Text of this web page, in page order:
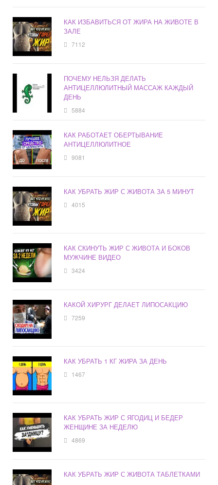
КАК ИЗБАВИТЬСЯ ОТ ЖИРА НА ЖИВОТЕ В
ЗАЛЕ
7112
ПОЧЕМУ НЕЛЬЗЯ ДЕЛАТЬ
АНТИЦЕЛЛЮЛИТНЫЙ МАССАЖ КАЖДЫЙ
ДЕНЬ
5884
КАК РАБОТАЕТ ОБЕРТЫВАНИЕ
АНТИЦЕЛЛЮЛИТНОЕ
9081
КАК УБРАТЬ ЖИР С ЖИВОТА ЗА 5 МИНУТ
4015
КАК СКИНУТЬ ЖИР С ЖИВОТА И БОКОВ
МУЖЧИНЕ ВИДЕО
3424
КАКОЙ ХИРУРГ ДЕЛАЕТ ЛИПОСАКЦИЮ
7259
КАК УБРАТЬ 1 КГ ЖИРА ЗА ДЕНЬ
1467
КАК УБРАТЬ ЖИР С ЯГОДИЦ И БЕДЕР
ЖЕНЩИНЕ ЗА НЕДЕЛЮ
4869
КАК УБРАТЬ ЖИР С ЖИВОТА ТАБЛЕТКАМИ